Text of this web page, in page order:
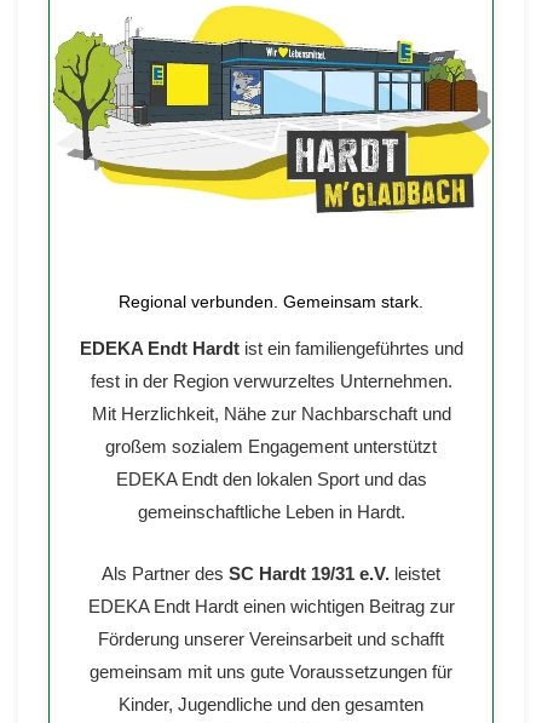
Regional verbunden. Gemeinsam stark.
EDEKA Endt Hardtist ein familiengeführtes und
fest in der Region verwurzeltes Unternehmen.
Mit Herzlichkeit, Nähe zur Nachbarschaft und
großem sozialem Engagement unterstützt
EDEKA Endt den lokalen Sport und das
gemeinschaftliche Leben in Hardt.
Als Partner des SC Hardt 19/31 e.V. leistet
EDEKA Endt Hardt einen wichtigen Beitrag zur
Förderung unserer Vereinsarbeit und schafft
gemeinsam mit uns gute Voraussetzungen für
Kinder, Jugendliche und den gesamten